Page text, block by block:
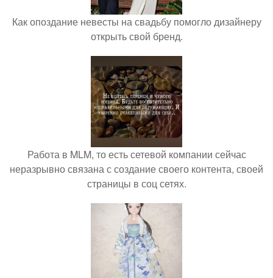
Как опоздание невесты на свадьбу помогло дизайнеру
открыть свой бренд.
Работа в MLM, то есть сетевой компании сейчас
неразрывно связана с создание своего контента, своей
страницы в соц сетях.